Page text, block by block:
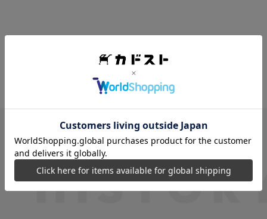
最近見た商品
最近見た商品がありません。